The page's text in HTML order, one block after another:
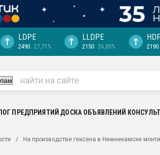
LDPE
2490 27,71%
LLDPE
2150 26,05% 2190
ПРЕДПРИЯТИЙ ДОСКА ОБЪЯВЛЕНИЙ
На производстве гексена в Нижнекамске